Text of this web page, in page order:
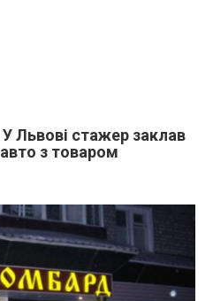
Львові стажер заклав
з товаром